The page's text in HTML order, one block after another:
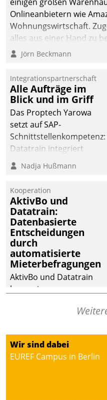
Onlineanbietern wie
Wohnungswirtschaft.
alles aus einer Hand zu
Jörn Beckmann
Integrationspartnerschaft
Alle Aufträge im
Blick und im Griff
Das Proptech Yarowa
setzt auf SAP-
Schnittstellenkompetenz:
Datatrain integriert
Yarowas Portal zur
Vergabe und Verwaltung
operativen
Instandhaltung in die
SAP-Systemlandschaft
deutscher
Wohnungsunternehmen
– und beschleunigt damit
den Weg vom
Mieteranliegen zum
Dienstleisterauftrag.
Nadja Hußmann
Kooperation
AktivBo und
Datatrain:
Datenbasierte
Entscheidungen
durch
automatisierte
Mieterbefragungen
AktivBo und Datatrain
kooperieren –
profitieren: Die nahtlose
von AktivBo und
Datatrain ermöglicht
automatisiert ausgelöste,
Wir sind dabei
EUREF Campus in Berlin